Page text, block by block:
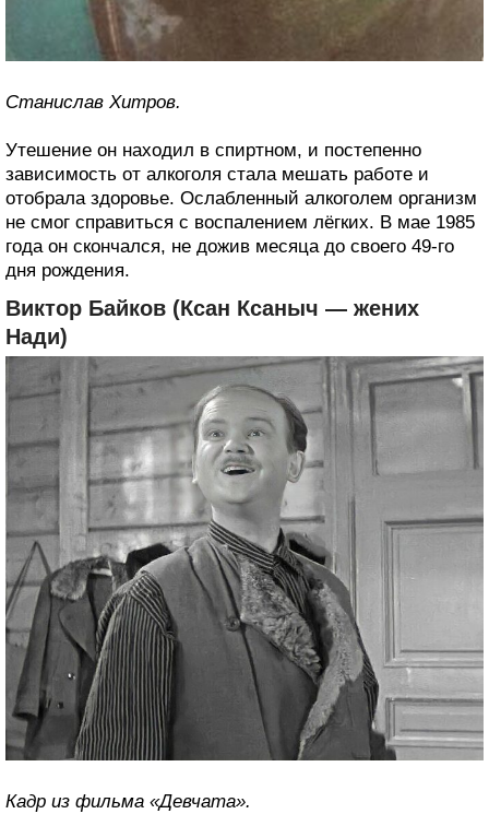
Станислав Хитров.
Утешение он находил в спиртном, и постепенно
зависимость от алкоголя стала мешать работе и
отобрала здоровье. Ослабленный алкоголем организм
не смог справиться с воспалением лёгких. В мае 1985
года он скончался, не дожив месяца до своего 49-го
дня рождения.
Виктор Байков (Ксан Ксаныч — жених
Нади)
Кадр из фильма «Девчата».